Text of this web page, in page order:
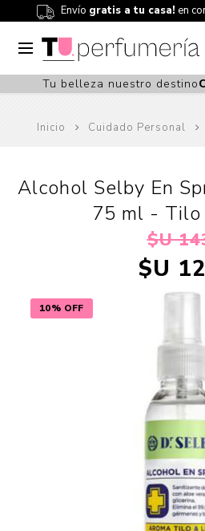
Envío gratis a tu casa! en
Tu belleza nuestro destino
Inicio Cuidado Personal
10% OFF
Alcohol Selby En
75 ml - Tilo
$U
$U